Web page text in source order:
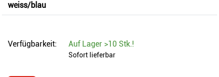
weiss/blau
Verfügbarkeit: Auf Lager >10 Stk.!
Sofort lieferbar